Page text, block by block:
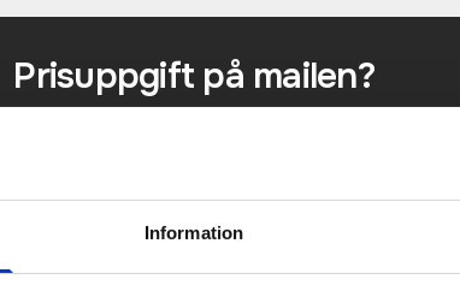
Information
Prisuppgift på mailen?
KONTAKTA OSS